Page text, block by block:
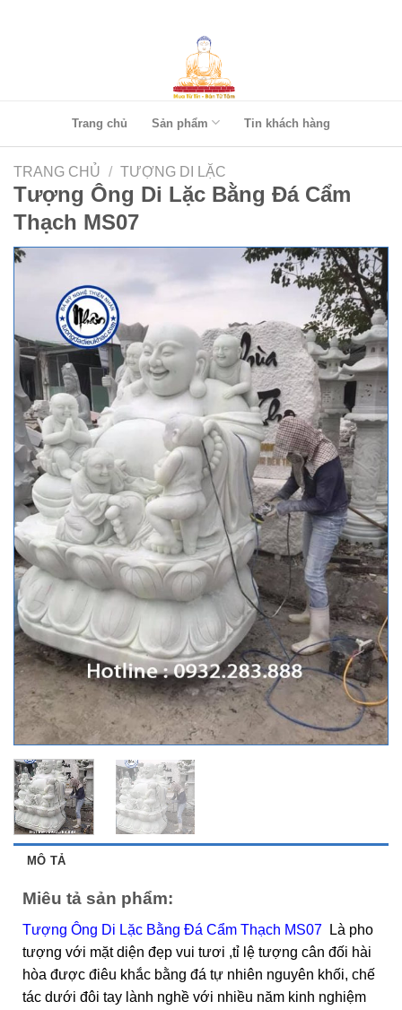
Trang chủ Sản phẩm Tin khách hàng
TRANG CHỦ / TƯỢNG DI LẶC
Tượng Ông Di Lặc Bằng Đá Cẩm
Thạch MS07
MÔ TẢ
Miêu tả sản phẩm:
Tượng Ông Di Lặc Bằng Đá Cẩm Thạch MS07
Là pho
tượng với mặt diện đẹp vui tươi ,tỉ lệ tượng cân đối hài
hòa được điêu khắc bằng đá tự nhiên nguyên khối, chế
tác dưới đôi tay lành nghề với nhiều năm kinh nghiệm